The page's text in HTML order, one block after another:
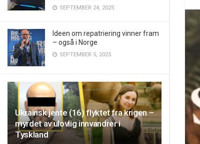
SEPTEMBER 24, 2025
Ideen om repatriering vinner fram
– også i Norge
SEPTEMBER 5, 2025
Ukrainsk jente (16) flyktet fra krigen –
myrdet av ulovlig innvandrer i
Tyskland